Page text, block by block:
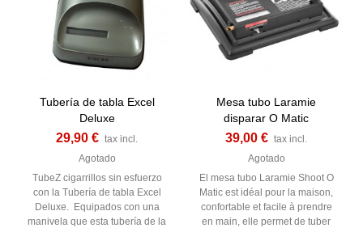
Tubería de tabla Excel
Deluxe
29,90 € tax incl.
Agotado
TubeZ cigarrillos sin esfuerzo
con la Tubería de tabla Excel
Deluxe. Equipados con una
manivela que esta tubería de la
Mesa tubo Laramie
disparar O Matic
39,00 € tax incl.
Agotado
El mesa tubo Laramie Shoot O
Matic est idéal pour la maison,
confortable et facile à prendre
en main, elle permet de tuber